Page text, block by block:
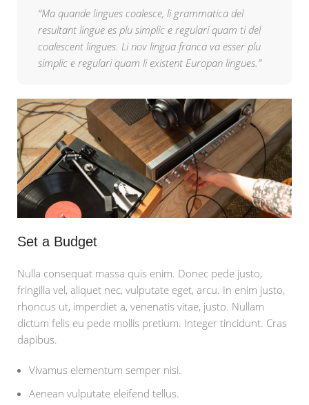
“Ma quande lingues coalesce, li grammatica del
resultant lingue es plu simplic e regulari quam ti del
coalescent lingues. Li nov lingua franca va esser plu
simplic e regulari quam li existent Europan lingues.”
Set a Budget
Nulla consequat massa quis enim. Donec pede justo,
fringilla vel, aliquet nec, vulputate eget, arcu. In enim justo,
rhoncus ut, imperdiet a, venenatis vitae, justo. Nullam
dictum felis eu pede mollis pretium. Integer tincidunt. Cras
dapibus.
Vivamus elementum semper nisi.
Aenean vulputate eleifend tellus.